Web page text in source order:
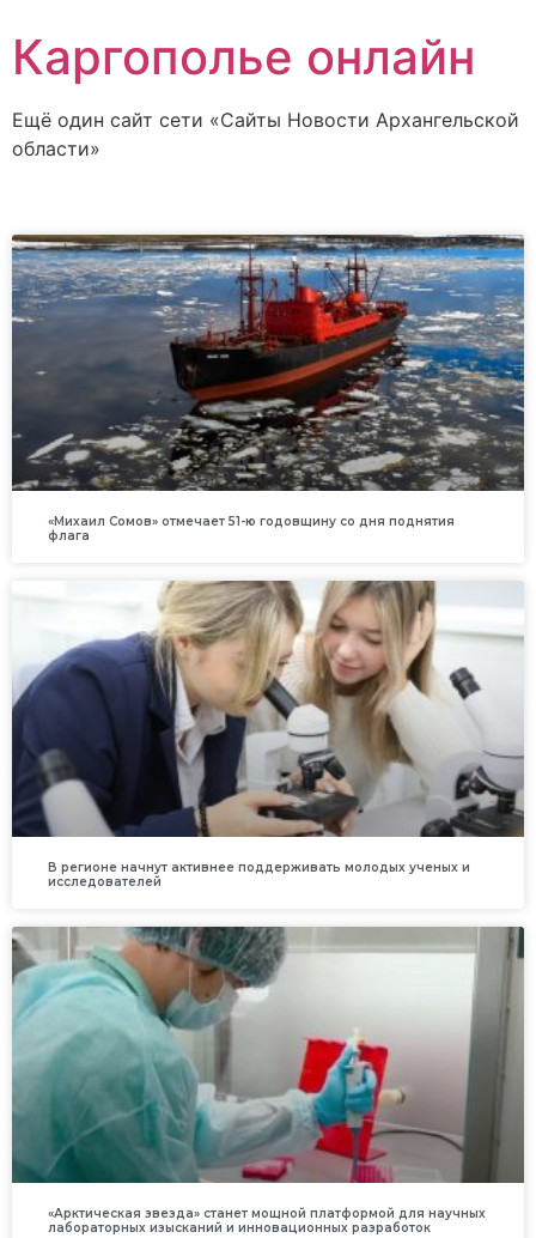
Каргополье онлайн
Ещё один сайт сети «Сайты Новости Архангельской
области»
«Михаил Сомов» отмечает 51-ю годовщину со дня поднятия
флага
В регионе начнут активнее поддерживать молодых ученых и
исследователей
«Арктическая звезда» станет мощной платформой для научных
лабораторных изысканий и инновационных разработок